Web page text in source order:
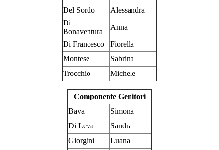
Del Sordo
Alessandra
Di
Bonaventura
Anna
Di Francesco
Fiorella
Montese
Sabrina
Trocchio
Michele
Componente Genitori
Bava
Simona
Di Leva
Sandra
Giorgini
Luana